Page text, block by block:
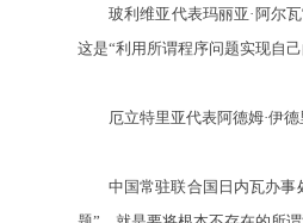
玻利维亚代表玛丽亚·阿尔瓦
这是“利用所谓程序问题实现自己
厄立特里亚代表阿德姆·伊德
中国常驻联合国日内瓦办事处